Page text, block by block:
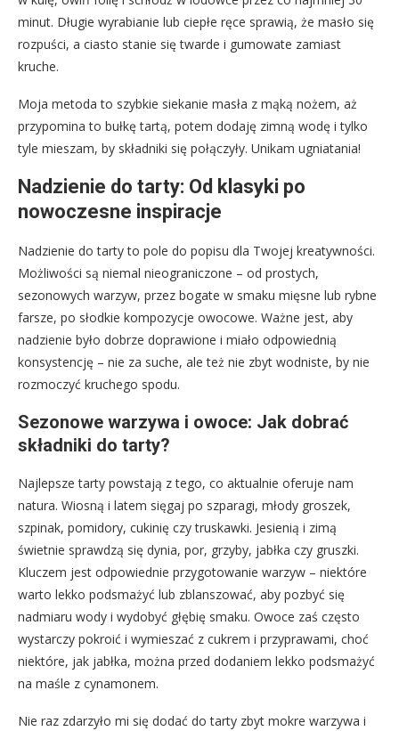
minut. Długie wyrabianie lub ciepłe ręce sprawią, że masło się
rozpuści, a ciasto stanie się twarde i gumowate zamiast
kruche.
Moja metoda to szybkie siekanie masła z mąką nożem, aż
przypomina to bułkę tartą, potem dodaję zimną wodę i tylko
tyle mieszam, by składniki się połączyły. Unikam ugniatania!
Nadzienie do tarty: Od klasyki po
nowoczesne inspiracje
Nadzienie do tarty to pole do popisu dla Twojej kreatywności.
Możliwości są niemal nieograniczone – od prostych,
sezonowych warzyw, przez bogate w smaku mięsne lub rybne
farsze, po słodkie kompozycje owocowe. Ważne jest, aby
nadzienie było dobrze doprawione i miało odpowiednią
konsystencję – nie za suche, ale też nie zbyt wodniste, by nie
rozmoczyć kruchego spodu.
Sezonowe warzywa i owoce: Jak dobrać
składniki do tarty?
Najlepsze tarty powstają z tego, co aktualnie oferuje nam
natura. Wiosną i latem sięgaj po szparagi, młody groszek,
szpinak, pomidory, cukinię czy truskawki. Jesienią i zimą
świetnie sprawdzą się dynia, por, grzyby, jabłka czy gruszki.
Kluczem jest odpowiednie przygotowanie warzyw – niektóre
warto lekko podsmażyć lub zblanszować, aby pozbyć się
nadmiaru wody i wydobyć głębię smaku. Owoce zaś często
wystarczy pokroić i wymieszać z cukrem i przyprawami, choć
niektóre, jak jabłka, można przed dodaniem lekko podsmażyć
na maśle z cynamonem.
Nie raz zdarzyło mi się dodać do tarty zbyt mokre warzywa i